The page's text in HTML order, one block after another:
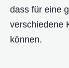
dass für eine
verschiedene
können.